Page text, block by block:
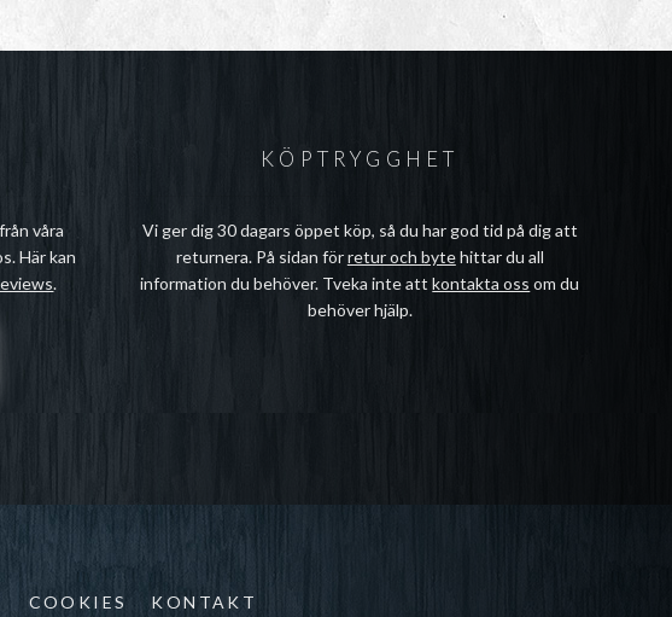
våra
Här kan
.
KÖPTRYGGHET
Vi ger dig 30 dagars öppet köp, så du har god tid på dig att
returnera. På sidan förretur och bytehittar du all
information du behöver. Tveka inte attkontakta oss om du
behöver hjälp.
COOKIES KONTAKT